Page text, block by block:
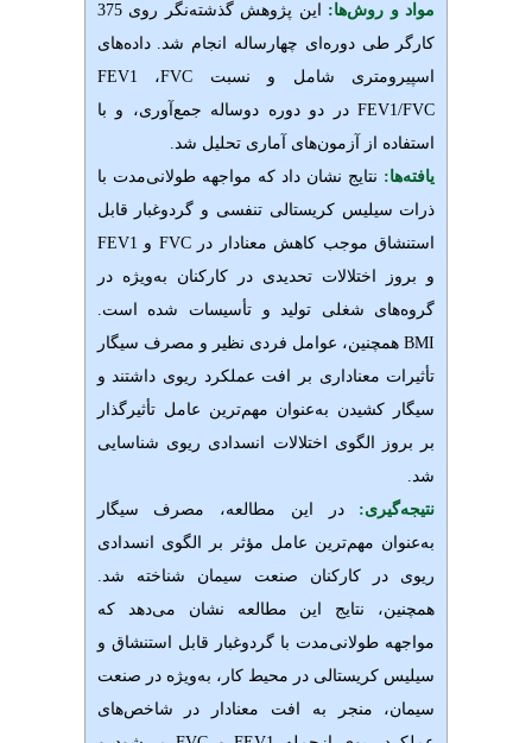
مواد و روش‌‌ها:
این پژوهش گذشته‌نگر روی 375
کارگر طی دوره‌ای چهارساله انجام شد. داده‌های
اسپیرومتری شامل
،FVC و نسبت
FEV1/FVC در دو دوره دوساله جمع‌آوری، و با
استفاده از آزمون‌های آماری تحلیل شد.
یافته‌ها: نتایج نشان داد که مواجهه طولانی‌مدت با
ذرات سیلیس کریستالی تنفسی و گردوغبار قابل
استنشاق موجب کاهش معنادار در FEV1 و FVC
و بروز اختلالات تحدیدی در کارکنان به‌ویژه در
گروه‌های شغلی تولید و تأسیسات شده است.
همچنین، عوامل فردی نظیر BMI
و مصرف سیگار
تأثیرات معناداری بر افت عملکرد ریوی داشتند و
سیگار کشیدن به‌عنوان مهم‌ترین عامل تأثیرگذار
بر بروز الگوی اختلالات انسدادی ریوی شناسایی
شد.
نتیجه‌گیری: در این مطالعه، مصرف سیگار
به‌عنوان مهم‌ترین عامل مؤثر بر الگوی انسدادی
ریوی در کارکنان صنعت سیمان شناخته شد.
همچنین، نتایج این مطالعه نشان می‌دهد که
مواجهه طولانی‌مدت با گردوغبار قابل استنشاق و
سیلیس کریستالی در محیط کار، به‌ویژه در صنعت
سیمان، منجر به افت معنادار در شاخص‌های